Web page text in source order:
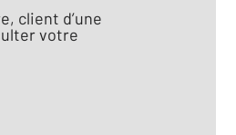
client d’une
votre